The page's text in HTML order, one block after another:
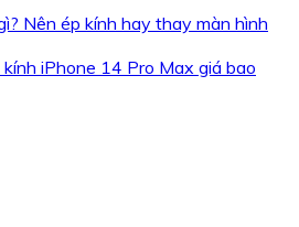
Nên ép kính hay thay màn hình
iPhone 14 Pro Max giá bao